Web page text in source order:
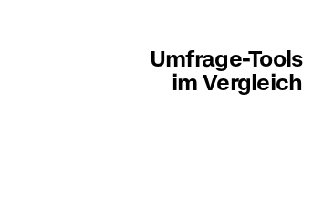
Umfrage-Tools
im Vergleich